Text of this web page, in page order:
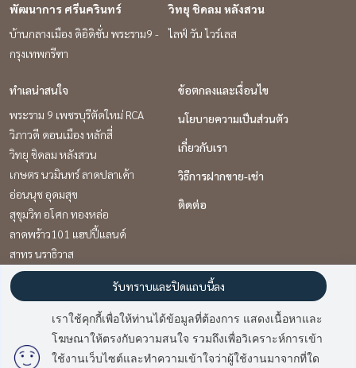
พัฒนาการ ศรีนครินทร์
บ้านกลางเมือง ดิอิดิชั่น พระราม9 -
กรุงเทพกรีฑา
วิทยุ ชิดลม หลังสวน
ไลฟ์ วัน ไวร์เลส
ทำเลน่าสนใจ
พระราม 9 เพชรบุรีตัดใหม่ RCA
วิภาวดี ดอนเมือง หลักสี่
วิทยุ ชิดลม หลังสวน
เกษตร นวมินทร์ ลาดปลาเค้า
อ่อนนุช อุดมสุข
สุขุมวิท อโศก ทองหล่อ
ลาดพร้าว101 แฮปปี้แลนด์
สาทร นราธิวาส
คลองเตย กล้วยน้ำไท
พัฒนาการ ศรีนครินทร์
ข้อตกลงและเงื่อนไข
นโยบายความเป็นส่วนตัว
เกี่ยวกับเรา
วิธีการฝากขาย-เช่า
ติดต่อ
Livinginsider.com
เราใช้คุกกี้เพื่อให้ท่านได้ข้อมูลที่ต้องการ แสดงเนื้อหาและ
โฆษณาให้ตรงกับความสนใจ รวมถึงเพื่อวิเคราะห์การเข้า
ใช้งานเว็บไซต์และทำความเข้าใจว่าผู้ใช้งานมาจากที่ใด
รับทราบและปิดแถบนี้ลง